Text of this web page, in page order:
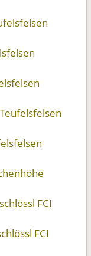
FCI
FCI